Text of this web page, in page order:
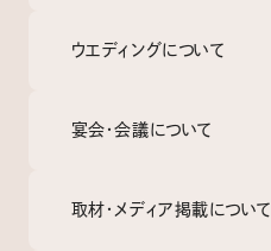
ウエディングについて
宴会・会議について
取材・メディア掲載について